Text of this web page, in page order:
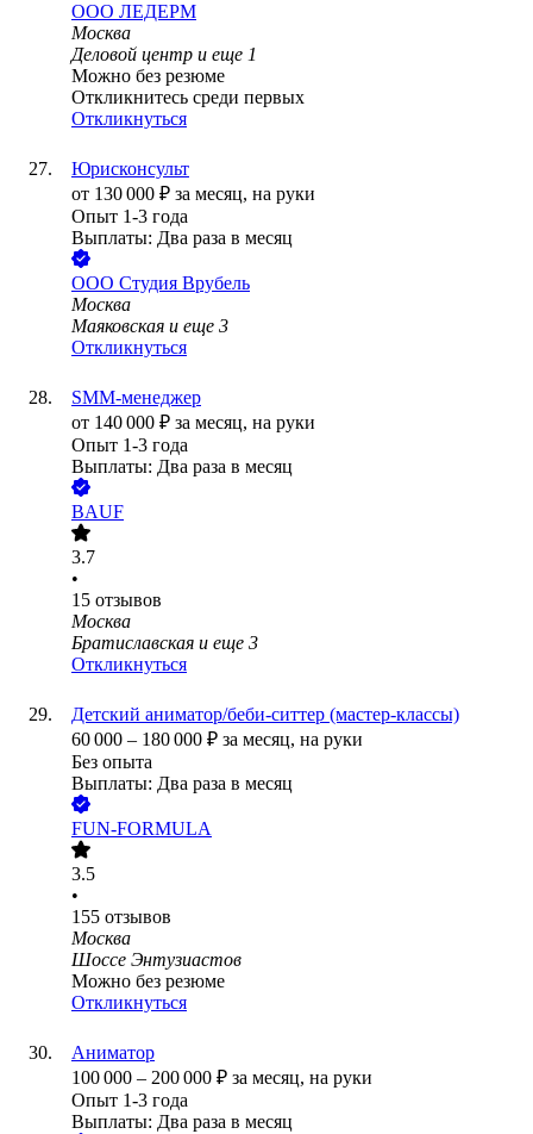
ООО ЛЕДЕРМ
Москва
Деловой центр и еще 1
Можно без резюме
Откликнитесь среди первых
Откликнуться
Юрисконсульт
от 130 000 ₽ за месяц, на руки
Опыт 1-3 года
Выплаты: Два раза в месяц
ООО Студия Врубель
Москва
Маяковская и еще 3
Откликнуться
SMM-менеджер
от 140 000 ₽ за месяц, на руки
Опыт 1-3 года
Выплаты: Два раза в месяц
BAUF
3.7
•
15 отзывов
Москва
Братиславская и еще 3
Откликнуться
Детский аниматор/беби-ситтер (мастер-классы)
60 000 – 180 000 ₽ за месяц, на руки
Без опыта
Выплаты: Два раза в месяц
FUN-FORMULA
3.5
•
155 отзывов
Москва
Шоссе Энтузиастов
Можно без резюме
Откликнуться
Аниматор
100 000 – 200 000 ₽ за месяц, на руки
Опыт 1-3 года
Выплаты: Два раза в месяц